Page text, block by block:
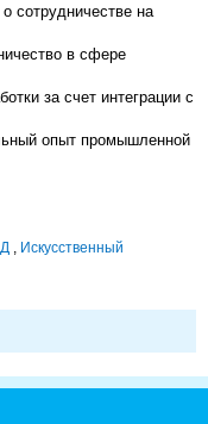
сотрудничестве на
в сфере
за счет интеграции с
опыт промышленной
Искусственный